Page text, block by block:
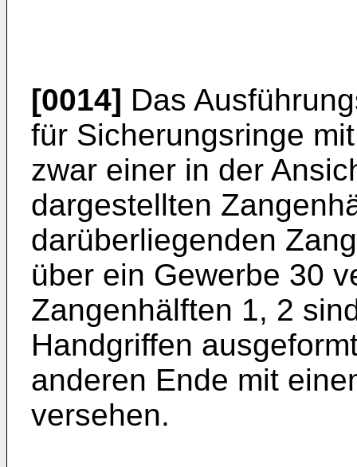
[0014] Das
für Sicherungsringe
zwar einer in der
dargestellten
darüberliegenden
über ein Gewerbe 30
Zangenhälften 1, 2
Handgriffen
anderen Ende mit
versehen.